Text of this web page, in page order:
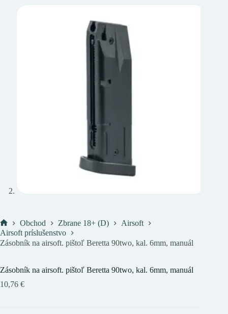
Domov
Obchod Zbrane 18+ (D)
Airsoft
Airsoft príslušenstvo
Zásobník na airsoft. pištoľ Beretta 90two, kal. 6mm, manuál
Zásobník na airsoft. pištoľ Beretta 90two, kal. 6mm, manuál
10,76 €